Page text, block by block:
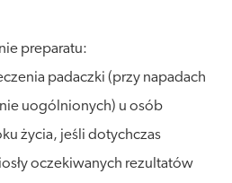
preparatu:
padaczki (przy napadach
uogólnionych) u osób
życia, jeśli dotychczas
oczekiwanych rezultatów